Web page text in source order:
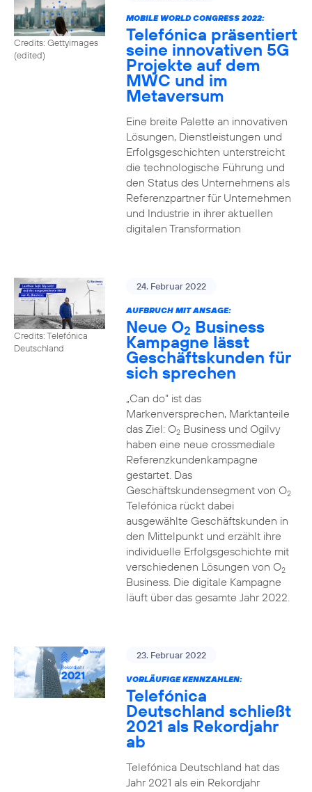
Credits: Gettyimages
(edited)
MOBILE WORLD CONGRESS 2022:
Telefónica präsentiert
seine innovativen 5G
Projekte auf dem
MWC und im
Metaversum
Eine breite Palette an innovativen
Lösungen, Dienstleistungen und
Erfolgsgeschichten unterstreicht
die technologische Führung und
den Status des Unternehmens als
Referenzpartner für Unternehmen
und Industrie in ihrer aktuellen
digitalen Transformation
Credits: Telefónica
Deutschland
24. Februar 2022
AUFBRUCH MIT ANSAGE:
Neue O2 Business
Kampagne lässt
Geschäftskunden für
sich sprechen
„Can do“ ist das
Markenversprechen, Marktanteile
das Ziel: O2Business und Ogilvy
haben eine neue crossmediale
Referenzkundenkampagne
gestartet. Das
Geschäftskundensegment von O2
Telefónica rückt dabei
ausgewählte Geschäftskunden in
den Mittelpunkt und erzählt ihre
individuelle Erfolgsgeschichte mit
verschiedenen Lösungen von O2
Business. Die digitale Kampagne
läuft über das gesamte Jahr 2022.
23. Februar 2022
VORLÄUFIGE KENNZAHLEN:
Telefónica
Deutschland schließt
2021 als Rekordjahr
ab
Telefónica Deutschland hat das
Jahr 2021 als ein Rekordjahr